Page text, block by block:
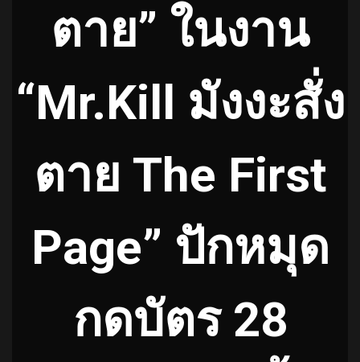
ตาย” ในงาน
“Mr.Kill มังงะสั่ง
ตาย The First
Page” ปักหมุด
กดบัตร 28